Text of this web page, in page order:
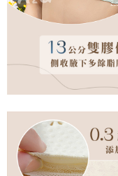
２．關於個人資料處理事宜
https://aftee.tw/terms/
３．未成年的使用者請事
「AFTEE先享後付」，若
４．使用「AFTEE先享後
時審查核予不同之上限額
請求用戶進行身份認證。
恩沛科技股份有限公司將